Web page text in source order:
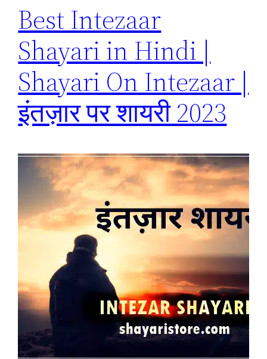
Best Intezaar
Shayari in Hindi |
Shayari On Intezaar |
इंतज़ार पर शायरी 2023